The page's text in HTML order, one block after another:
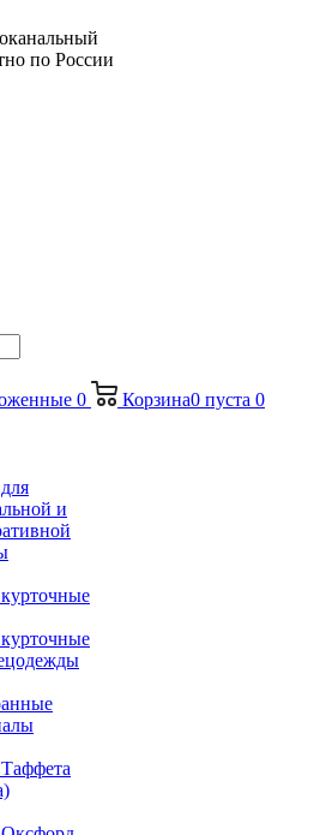
по России
0 Корзина0 пуста 0
и